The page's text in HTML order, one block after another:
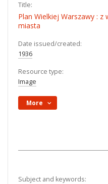
Title:
Plan Wielkiej Warszawy :
miasta
Date issued/created:
1936
Resource type:
Image
More
Subject and keywords: